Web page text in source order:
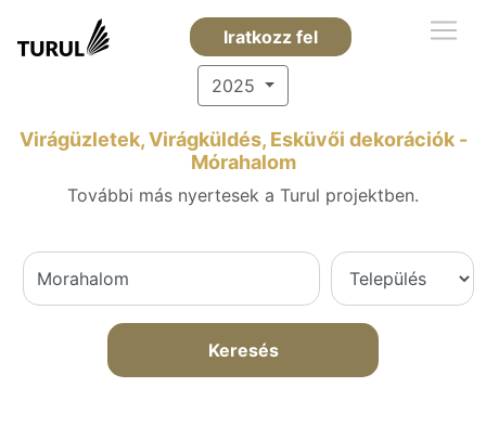
Iratkozz fel
2025
Virágüzletek, Virágküldés, Esküvői dekorációk -
Mórahalom
További más nyertesek a Turul projektben.
Keresés